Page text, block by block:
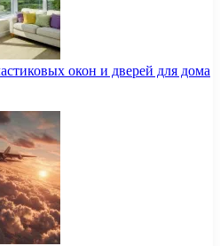
окон и дверей для дома